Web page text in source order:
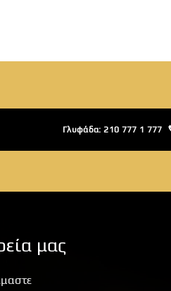
Γλυφάδα: 210 777 1 777
μας